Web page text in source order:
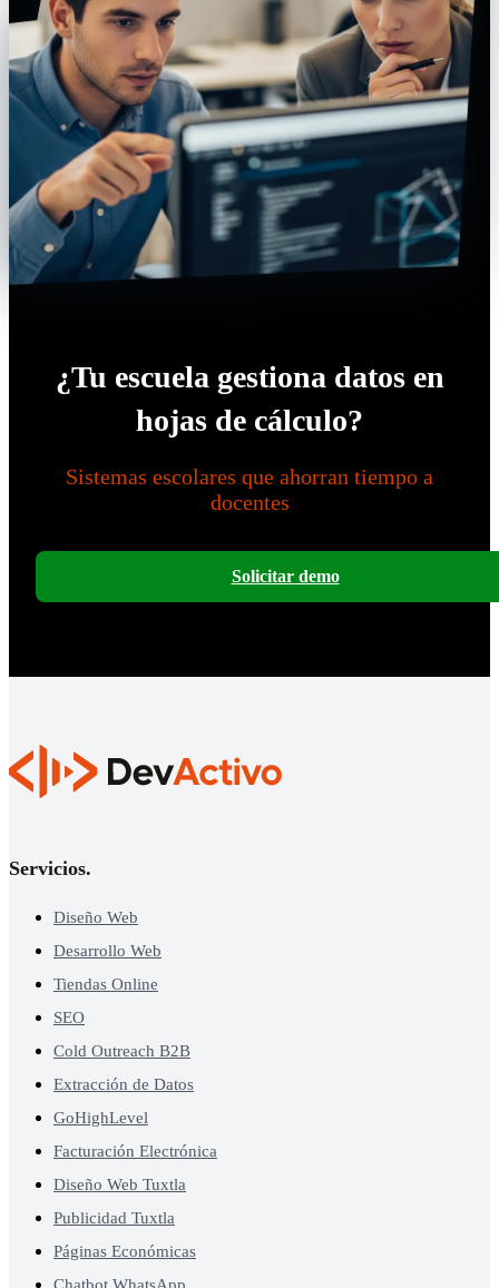
¿Tu escuela gestiona datos en
hojas de cálculo?
Sistemas escolares que ahorran tiempo a
docentes
Solicitar demo
Servicios.
Diseño Web
Desarrollo Web
Tiendas Online
SEO
Cold Outreach B2B
Extracción de Datos
GoHighLevel
Facturación Electrónica
Diseño Web Tuxtla
Publicidad Tuxtla
Páginas Económicas